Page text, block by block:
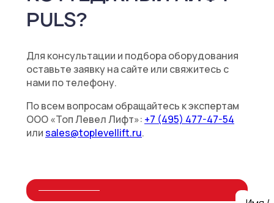
PULS?
Для консультации и подбора оборудования
оставьте заявку на сайте или свяжитесь с
нами по телефону.
По всем вопросам обращайтесь к экспертам
ООО «Топ Левел Лифт»: +7 (495) 477-47-54
илиsales@toplevellift.ru.